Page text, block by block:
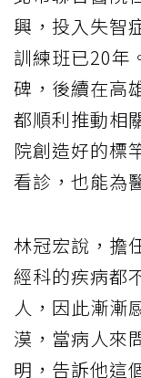
興，投入失智
訓練班已20年
碑，後續在高
都順利推動相
院創造好的標
看診，也能為
林冠宏說，擔
經科的疾病都
人，因此漸漸
漠，當病人來
明，告訴他這